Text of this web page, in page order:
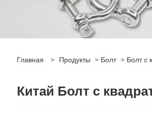
Главная > Продукты > Болт > Болт с
Китай Болт с